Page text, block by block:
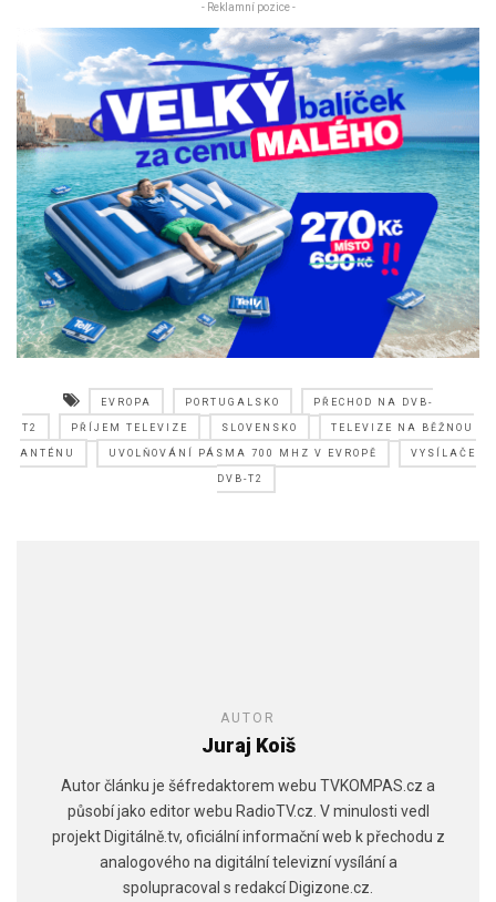
- Reklamní pozice -
EVROPA PORTUGALSKO PŘECHOD NA DVB-
T2 PŘÍJEM TELEVIZE SLOVENSKO TELEVIZE NA BĚŽNOU
ANTÉNU UVOLŇOVÁNÍ PÁSMA 700 MHZ V EVROPĚ VYSÍLAČE
DVB-T2
AUTOR
Juraj Koiš
Autor článku je šéfredaktorem webu TVKOMPAS.cz a
působí jako editor webu RadioTV.cz. V minulosti vedl
projekt Digitálně.tv, oficiální informační web k přechodu z
analogového na digitální televizní vysílání a
spolupracoval s redakcí Digizone.cz.